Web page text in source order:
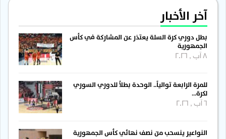
آخر الأخبار
بطل دوري كرة السلة يعتذر عن المشاركة في كأس
الجمهورية
للمرة الرابعة توالياً.. الوحدة بطلاً للدوري السوري
لكرة…
النواعير ينسحب من نصف نهائي كأس الجمهورية